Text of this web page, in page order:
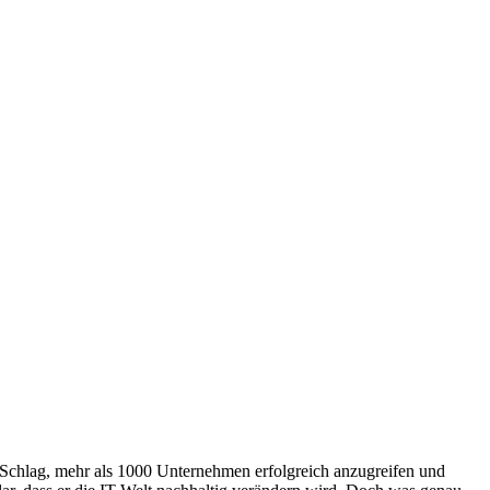
mehr als 1000 Unternehmen erfolgreich anzugreifen und